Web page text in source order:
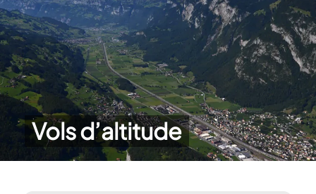
Vols d’altitude